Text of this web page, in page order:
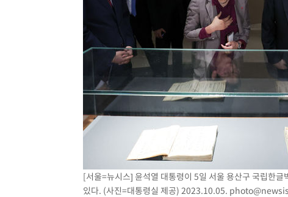
[서울=뉴시스] 윤석열 대통령이 5일 서울 용산구 국립한
있다. (사진=대통령실 제공) 2023.10.05.